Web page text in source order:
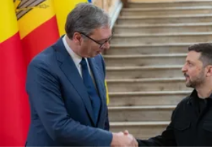
Це перший візит глави держави до
3 години тому 42,1 т.
"Верніть Федорова": у містах
поспіль тривають масові
картонками. Фото і відео
Учасники акцій продовжують серію
2 години тому 1,3 т.